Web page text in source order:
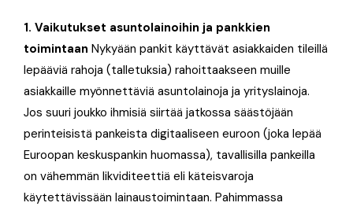
1. Vaikutukset asuntolainoihin ja pankkien
toimintaan Nykyään pankit käyttävät asiakkaiden tileillä
lepääviä rahoja (talletuksia) rahoittaakseen muille
asiakkaille myönnettäviä asuntolainoja ja yrityslainoja.
Jos suuri joukko ihmisiä siirtää jatkossa säästöjään
perinteisistä pankeista digitaaliseen euroon (joka lepää
Euroopan keskuspankin huomassa), tavallisilla pankeilla
on vähemmän likviditeettiä eli käteisvaroja
käytettävissään lainaustoimintaan. Pahimmassa